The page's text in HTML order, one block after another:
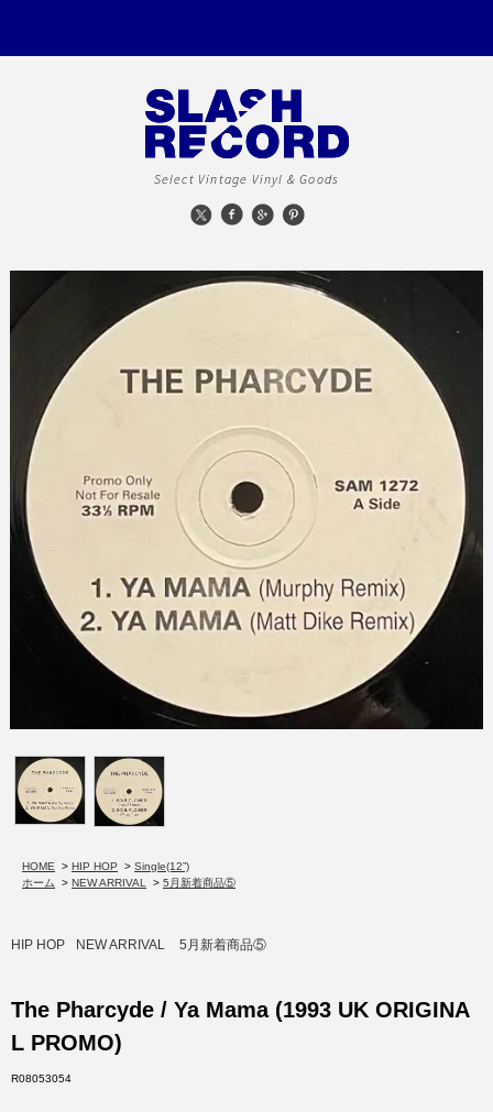
Select Vintage Vinyl & Goods
HOME > HIP HOP > Single(12”)
ホーム
> NEW ARRIVAL > 5月新着商品⑤
HIP HOP NEW ARRIVAL 5月新着商品⑤
The Pharcyde / Ya Mama (1993 UK ORIGINA
L PROMO)
R08053054